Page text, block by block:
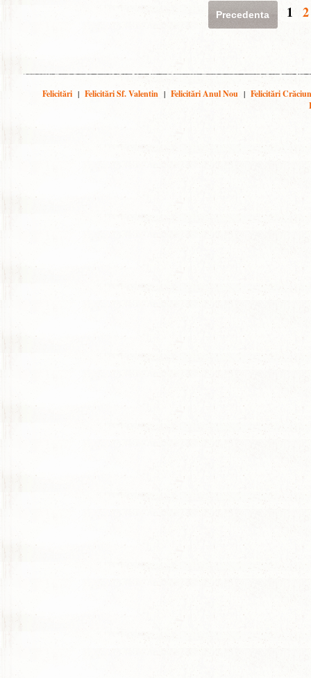
Precedenta 1 2
Felicitări | Felicitări Sf. Valentin | Felicitări Anul Nou | Felicitări